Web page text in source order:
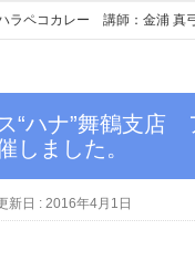
ラペコカレー 講師：金浦 真
ました。
新日 : 2016年4月1日